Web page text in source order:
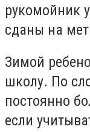
рукомойник
сданы на
Зимой
школу. По
постоянно
если